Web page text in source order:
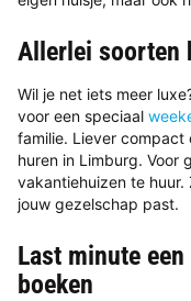
Allerlei soorten
Wil je net iets meer
voor een speciaal
familie. Liever compact
huren in Limburg. Voor
vakantiehuizen te
jouw gezelschap past.
Last minute
boeken